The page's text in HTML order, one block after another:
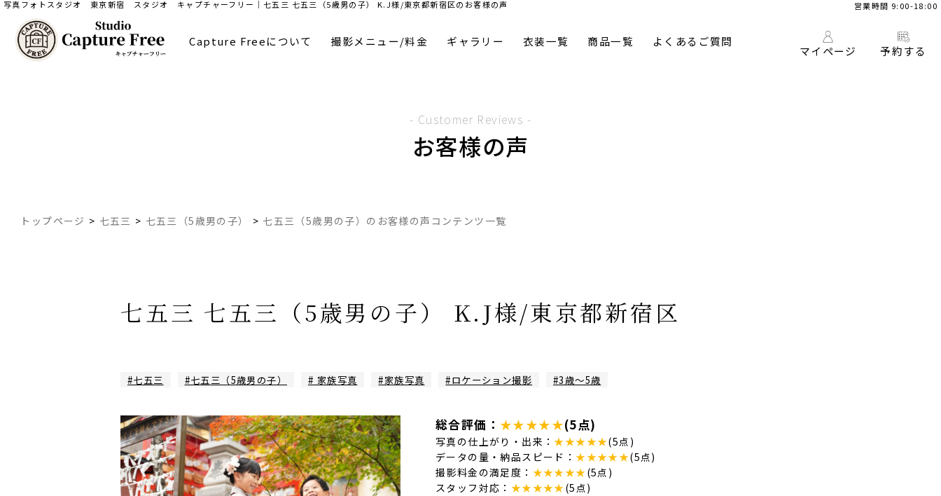
写真フォトスタジオ 東京新宿 スタジオ キャプチャーフリー｜七五三 七五三（5歳男の子） K.J様/東京都新宿区のお客様の声 営業時間 9:00-18:00
Capture Freeについて 撮影メニュー/料金 ギャラリー 衣装一覧 商品一覧 よくあるご質問
予約する
マイページ
- Customer Reviews -
お客様の声
トップページ > 七五三 > 七五三（5歳男の子） > 七五三（5歳男の子）のお客様の声コンテンツ一覧
七五三 七五三（5歳男の子） K.J様/東京都新宿区
#七五三 #七五三（5歳男の子） # 家族写真 #家族写真 #ロケーション撮影 #3歳～5歳
総合評価： ★★★★★(5点)
写真の仕上がり・出来：★★★★★(5点)
データの量・納品スピード：★★★★★(5点)
撮影料金の満足度： ★★★★★(5点)
スタッフ対応： ★★★★★(5点)